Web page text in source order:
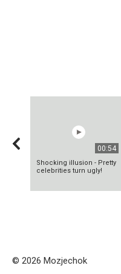
00:54
Shocking illusion - Pretty
celebrities turn ugly!
© 2026 Mozjechok